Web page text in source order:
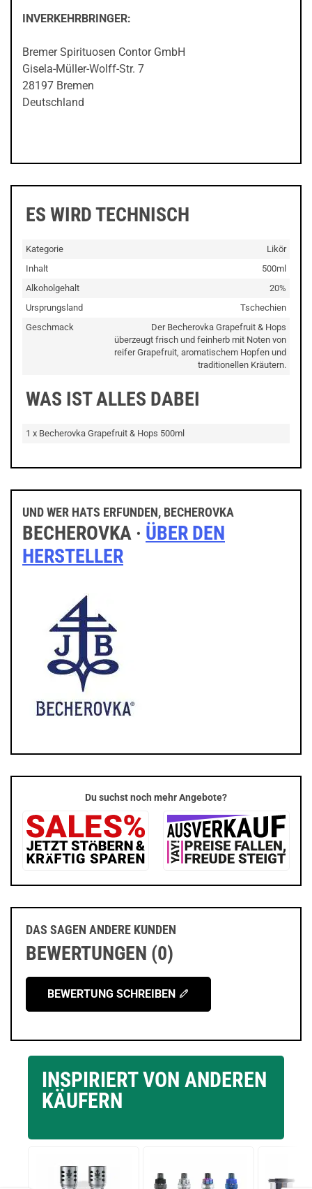
INVERKEHRBRINGER:
Bremer Spirituosen Contor GmbH
Gisela-Müller-Wolff-Str. 7
28197 Bremen
Deutschland
ES WIRD TECHNISCH
Kategorie
Likör
Inhalt
500ml
Alkoholgehalt
20%
Ursprungsland
Tschechien
Geschmack
Der Becherovka Grapefruit & Hops
überzeugt frisch und feinherb mit Noten von
reifer Grapefruit, aromatischem Hopfen und
traditionellen Kräutern.
WAS IST ALLES DABEI
1 x Becherovka Grapefruit & Hops 500ml
UND WER HATS ERFUNDEN, BECHEROVKA
BECHEROVKA · ÜBER DEN
HERSTELLER
Du suchst noch mehr Angebote?
DAS SAGEN ANDERE KUNDEN
BEWERTUNGEN (0)
BEWERTUNG SCHREIBEN
INSPIRIERT VON ANDEREN
KÄUFERN